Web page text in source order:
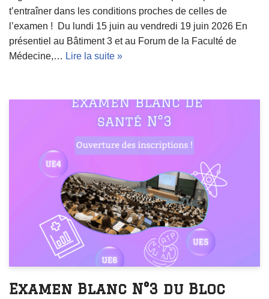
t’entraîner dans les conditions proches de celles de
l’examen ! Du lundi 15 juin au vendredi 19 juin 2026 En
présentiel au Bâtiment 3 et au Forum de la Faculté de
Médecine,… Lire la suite »
Examen Blanc N°3 du Bloc